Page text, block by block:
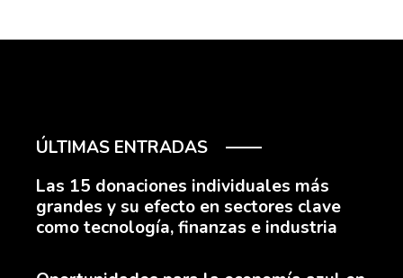
ÚLTIMAS ENTRADAS
Las 15 donaciones individuales más
grandes y su efecto en sectores clave
como tecnología, finanzas e industria